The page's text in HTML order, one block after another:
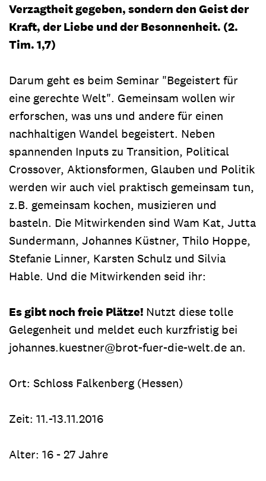
Verzagtheit gegeben, sondern den Geist der
Kraft, der Liebe und der Besonnenheit. (2.
Tim. 1,7)
Darum geht es beim Seminar "Begeistert für
eine gerechte Welt". Gemeinsam wollen wir
erforschen, was uns und andere für einen
nachhaltigen Wandel begeistert. Neben
spannenden Inputs zu Transition, Political
Crossover, Aktionsformen, Glauben und Politik
werden wir auch viel praktisch gemeinsam tun,
z.B. gemeinsam kochen, musizieren und
basteln. Die Mitwirkenden sind Wam Kat, Jutta
Sundermann, Johannes Küstner, Thilo Hoppe,
Stefanie Linner, Karsten Schulz und Silvia
Hable. Und die Mitwirkenden seid ihr:
Es gibt noch freie Plätze! Nutzt diese tolle
Gelegenheit und meldet euch kurzfristig bei
johannes.kuestner@brot-fuer-die-welt.de an.
Ort: Schloss Falkenberg (Hessen)
Zeit: 11.-13.11.2016
Alter: 16 - 27 Jahre